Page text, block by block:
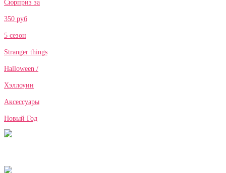
Сюрприз за
350 руб
5 сезон
Stranger things
Halloween /
Хэллоуин
Аксессуары
Новый Год